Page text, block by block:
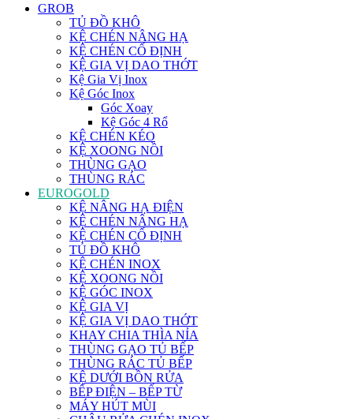
GROB
TỦ ĐỒ KHÔ
KỆ CHÉN NÂNG HẠ
KỆ CHÉN CỐ ĐỊNH
KỆ GIA VỊ DAO THỚT
Kệ Gia Vị Inox
Kệ Góc Inox
Góc Xoay
Kệ Góc 4 Rổ
KỆ CHÉN KÉO
KỆ XOONG NỒI
THÙNG GẠO
THÙNG RÁC
EUROGOLD
KỆ NÂNG HẠ ĐIỆN
KỆ CHÉN NÂNG HẠ
KỆ CHÉN CỐ ĐỊNH
TỦ ĐỒ KHÔ
KỆ CHÉN INOX
KỆ XOONG NỒI
KỆ GÓC INOX
KỆ GIA VỊ
KỆ GIA VỊ DAO THỚT
KHAY CHIA THÌA NỈA
THÙNG GẠO TỦ BẾP
THÙNG RÁC TỦ BẾP
KỆ DƯỚI BỒN RỬA
BẾP ĐIỆN – BẾP TỪ
MÁY HÚT MÙI